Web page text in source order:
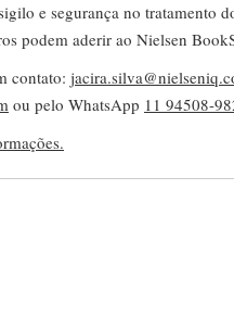
e segurança no tratamento
podem aderir ao Nielsen
contato:
ou pelo WhatsApp 11 94508-